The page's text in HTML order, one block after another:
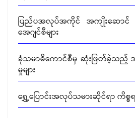
ပြည်ပအလုပ်အကိုင် အကျိုးဆောင်
အေဂျင်စီများ
ခုံသမာဓိကောင်စီမှ ဆုံးဖြတ်ခဲ့သည့် အ
မှုများ
ရွှေ့ပြောင်းအလုပ်သမားဆိုင်ရာ ကိစ္စရ
ခုံသမာဓိ အဖွဲ့များ၏ ဆုံးဖြတ်ချက်မျာ